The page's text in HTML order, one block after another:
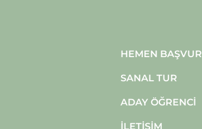
HEMEN BAŞVUR
SANAL TUR
ADAY ÖĞRENCI
İLETIŞIM